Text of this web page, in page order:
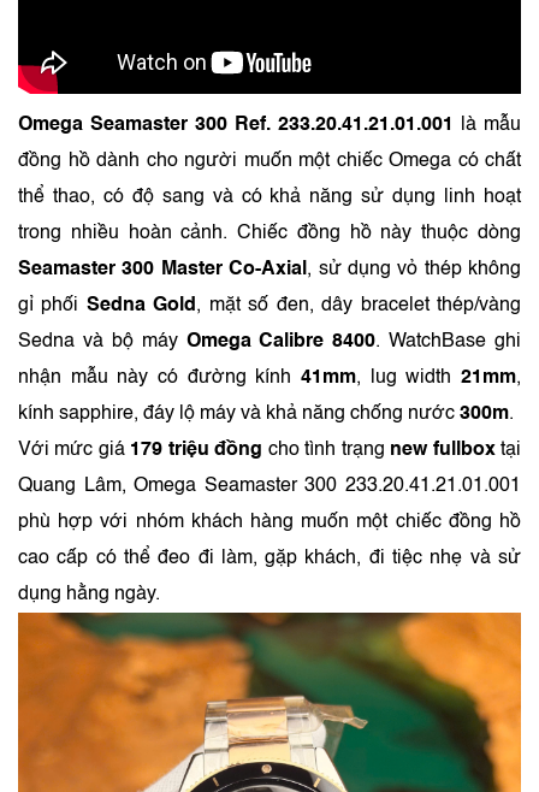
Omega Seamaster 300 Ref. 233.20.41.21.01.001
là mẫu
đồng hồ dành cho người muốn một chiếc Omega có chất
thể thao, có độ sang và có khả năng sử dụng linh hoạt
trong nhiều hoàn cảnh. Chiếc đồng hồ này thuộc dòng
Seamaster 300 Master Co-Axial , sử dụng vỏ thép không
gỉ phối Sedna Gold , mặt số đen, dây bracelet thép/vàng
Sedna và bộ máy Omega Calibre 8400. WatchBase ghi
nhận mẫu này có đường kính 41mm, lug width 21mm,
kính sapphire, đáy lộ máy và khả năng chống nước 300m.
Với mức giá 179 triệu đồng cho tình trạng new fullboxtại
Quang Lâm, Omega Seamaster 300 233.20.41.21.01.001
phù hợp với nhóm khách hàng muốn một chiếc đồng hồ
cao cấp có thể đeo đi làm, gặp khách, đi tiệc nhẹ và sử
dụng hằng ngày.